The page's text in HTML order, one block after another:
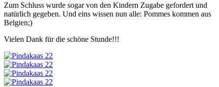
Zum Schluss wurde sogar von den Kindern Zugabe gefordert und
natürlich gegeben. Und eins wissen nun alle: Pommes kommen aus
Belgien;)
Vielen Dank für die schöne Stunde!!!